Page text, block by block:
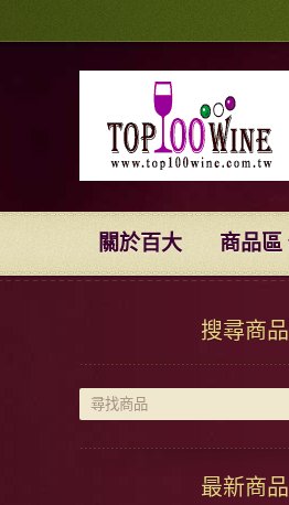
關於百大 商品區
搜尋商品
最新商品